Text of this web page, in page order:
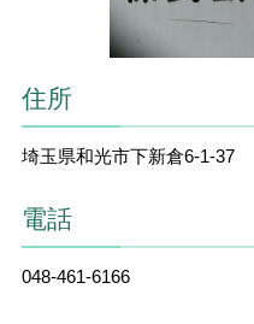
住所
埼玉県和光市下新倉6-1-37
電話
048-461-6166